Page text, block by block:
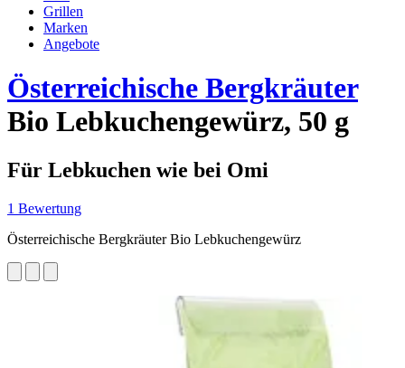
Grillen
Marken
Angebote
Österreichische Bergkräuter
Bio Lebkuchengewürz, 50 g
Für Lebkuchen wie bei Omi
1 Bewertung
Österreichische Bergkräuter Bio Lebkuchengewürz